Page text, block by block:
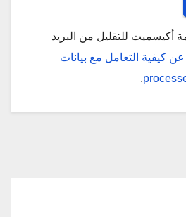
أكيسميت للتقليل من البريد
كيفية التعامل مع بيانات
.